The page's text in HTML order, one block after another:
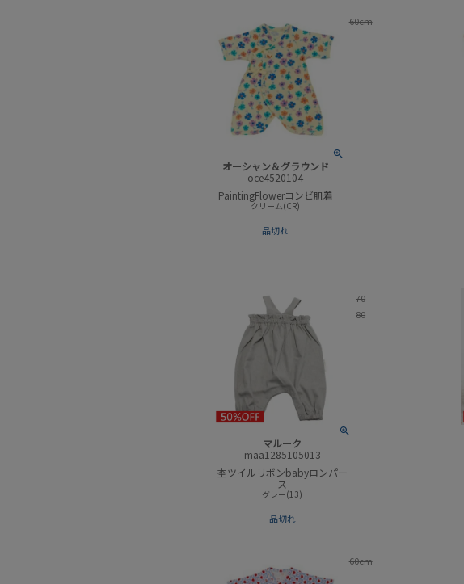
オーシャン＆グラウンド
oce4520104
PaintingFlowerコンビ肌着
クリーム(CR)
品切れ
60cm
マルーク
maa1285105013
杢ツイルリボンbabyロンパー
ス
グレー(13)
品切れ
70
80
60cm